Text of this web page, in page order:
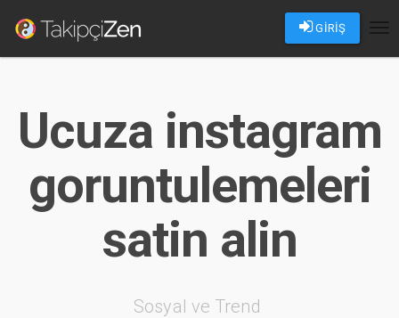
GİRİŞ
Ucuza instagram
goruntulemeleri
satin alin
Sosyal ve Trend